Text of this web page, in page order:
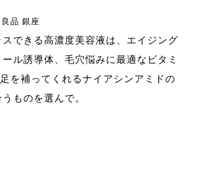
品 銀座
できる高濃度美容液は、エイジング
ル誘導体、毛穴悩みに最適なビタミ
を補ってくれるナイアシンアミドの
ものを選んで。